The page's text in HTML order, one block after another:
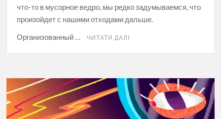
что-то в мусорное ведро, мы редко задумываемся, что
произойдет с нашими отходами дальше.
Организованный …
ЧИТАТИ ДАЛІ